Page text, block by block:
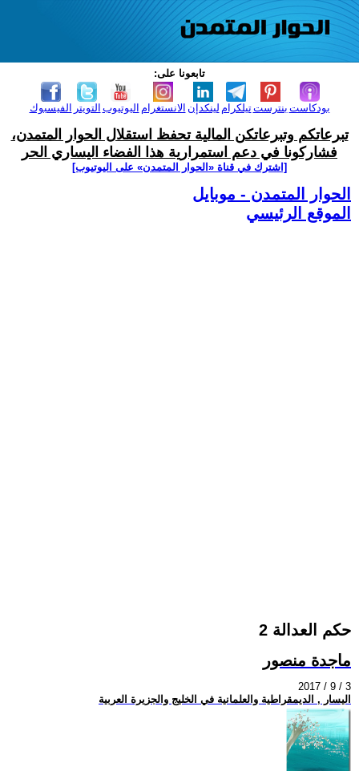
تابعونا على:
الفيسبوك التويتر اليوتيوب الانستغرام لينكدإن تيلكرامبنترست بودكاست
تبرعاتكم وتبرعاتكن المالية تحفظ استقلال الحوار المتمدن،
فشاركونا في دعم استمرارية هذا الفضاء اليساري الحر
[اشترك في قناة ‫«الحوار المتمدن» على اليوتيوب]
الحوار المتمدن - موبايل
الموقع الرئيسي
حكم العدالة 2
ماجدة منصور
2017 / 9 / 3
اليسار , الديمقراطية والعلمانية في الخليج والجزيرة العربية